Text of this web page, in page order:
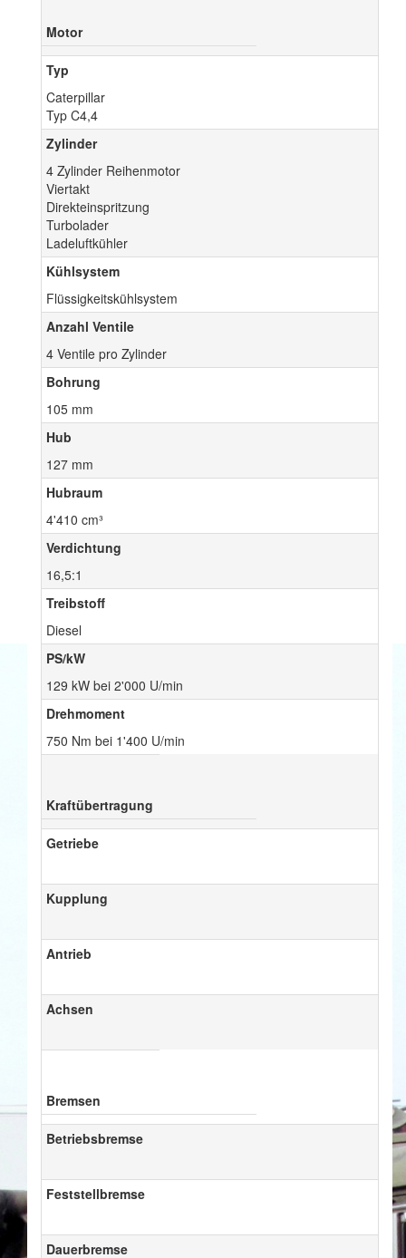
Motor
Typ
Caterpillar
Typ C4,4
Zylinder
4 Zylinder Reihenmotor
Viertakt
Direkteinspritzung
Turbolader
Ladeluftkühler
Kühlsystem
Flüssigkeitskühlsystem
Anzahl Ventile
4 Ventile pro Zylinder
Bohrung
105 mm
Hub
127 mm
Hubraum
4'410 cm³
Verdichtung
16,5:1
Treibstoff
Diesel
PS/kW
129 kW bei 2'000 U/min
Drehmoment
750 Nm bei 1'400 U/min
Kraftübertragung
Getriebe
Kupplung
Antrieb
Achsen
Bremsen
Betriebsbremse
Feststellbremse
Dauerbremse